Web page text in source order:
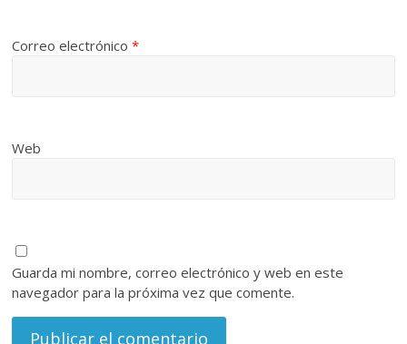
Correo electrónico*
Web
Guarda mi nombre, correo electrónico y web en este
navegador para la próxima vez que comente.